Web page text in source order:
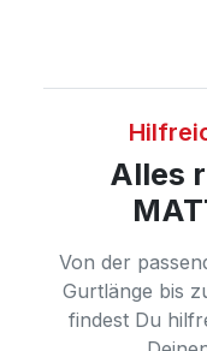
Alles
Von der
Gurtlänge bis
findest Du